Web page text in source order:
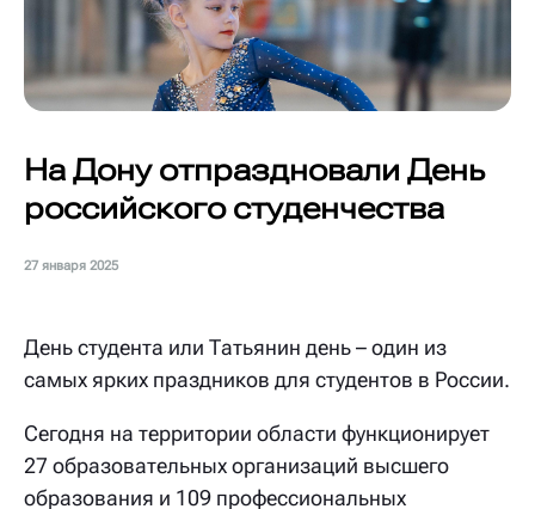
На Дону отпраздновали День
российского студенчества
27 января 2025
День студента или Татьянин день – один из
самых ярких праздников для студентов в России.
Сегодня на территории области функционирует
27 образовательных организаций высшего
образования и 109 профессиональных